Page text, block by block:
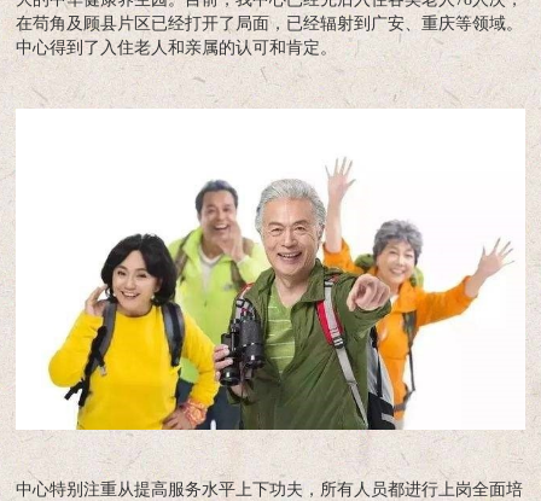
在苟角及顾县片区已经打开了局面，已经辐射到广安、重庆等领域。
中心得到了入住老人和亲属的认可和肯定。
中心特别注重从提高服务水平上下功夫，所有人员都进行上岗全面培